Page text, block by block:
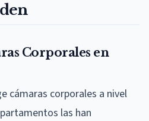
Corporales en
cámaras corporales a nivel
las han